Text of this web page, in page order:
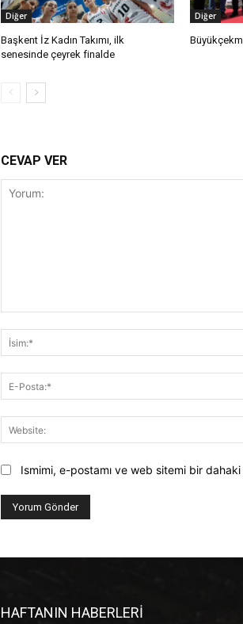
Diğer
Başkent İz Kadın Takımı, ilk
senesinde çeyrek finalde
Diğer
CEVAP VER
Ismimi, e-postamı ve web sitemi bir
HAFTANIN HABERLERİ